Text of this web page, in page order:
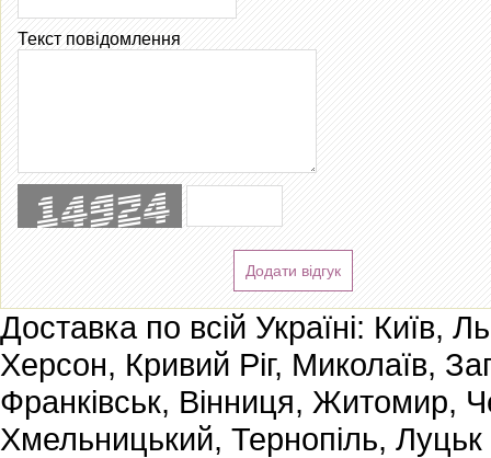
Текст повідомлення
Додати відгук
Доставка по всій Україні: Київ,
Херсон, Кривий Ріг, Миколаїв,
Франківськ, Вінниця, Житомир,
Хмельницький, Тернопіль, Луцьк